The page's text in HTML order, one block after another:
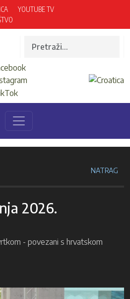
YOUTUBE TV
NATRAG
2026.
- povezani s hrvatskom